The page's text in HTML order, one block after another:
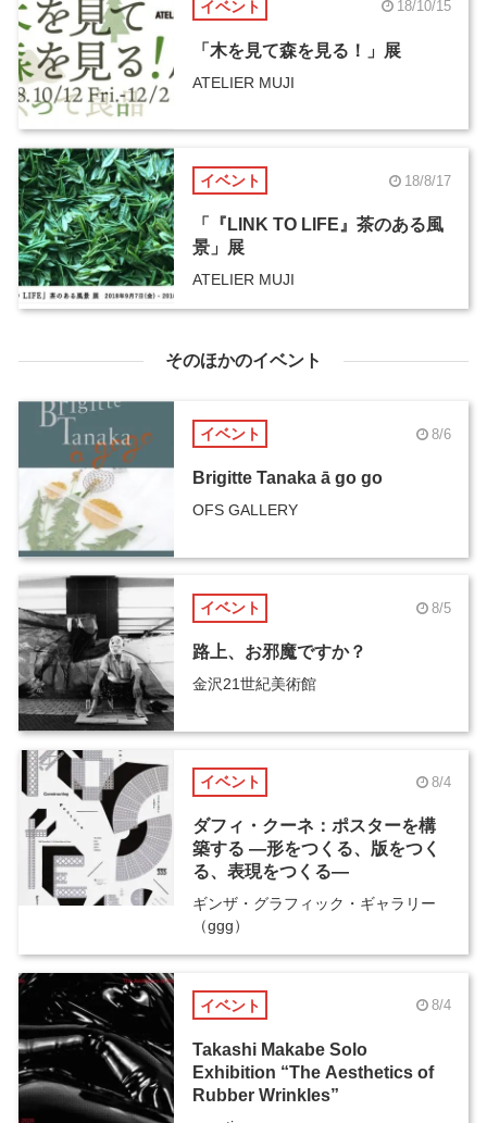
イベント 18/10/15
「木を見て森を見る！」展
ATELIER MUJI
イベント 18/8/17
「『LINK TO LIFE』茶のある風
景」展
ATELIER MUJI
そのほかのイベント
イベント 8/6
Brigitte Tanaka ā go go
OFS GALLERY
イベント 8/5
路上、お邪魔ですか？
金沢21世紀美術館
イベント 8/4
ダフィ・クーネ：ポスターを構
築する ―形をつくる、版をつく
る、表現をつくる―
ギンザ・グラフィック・ギャラリー
（ggg）
イベント 8/4
Takashi Makabe Solo
Exhibition “The Aesthetics of
Rubber Wrinkles”